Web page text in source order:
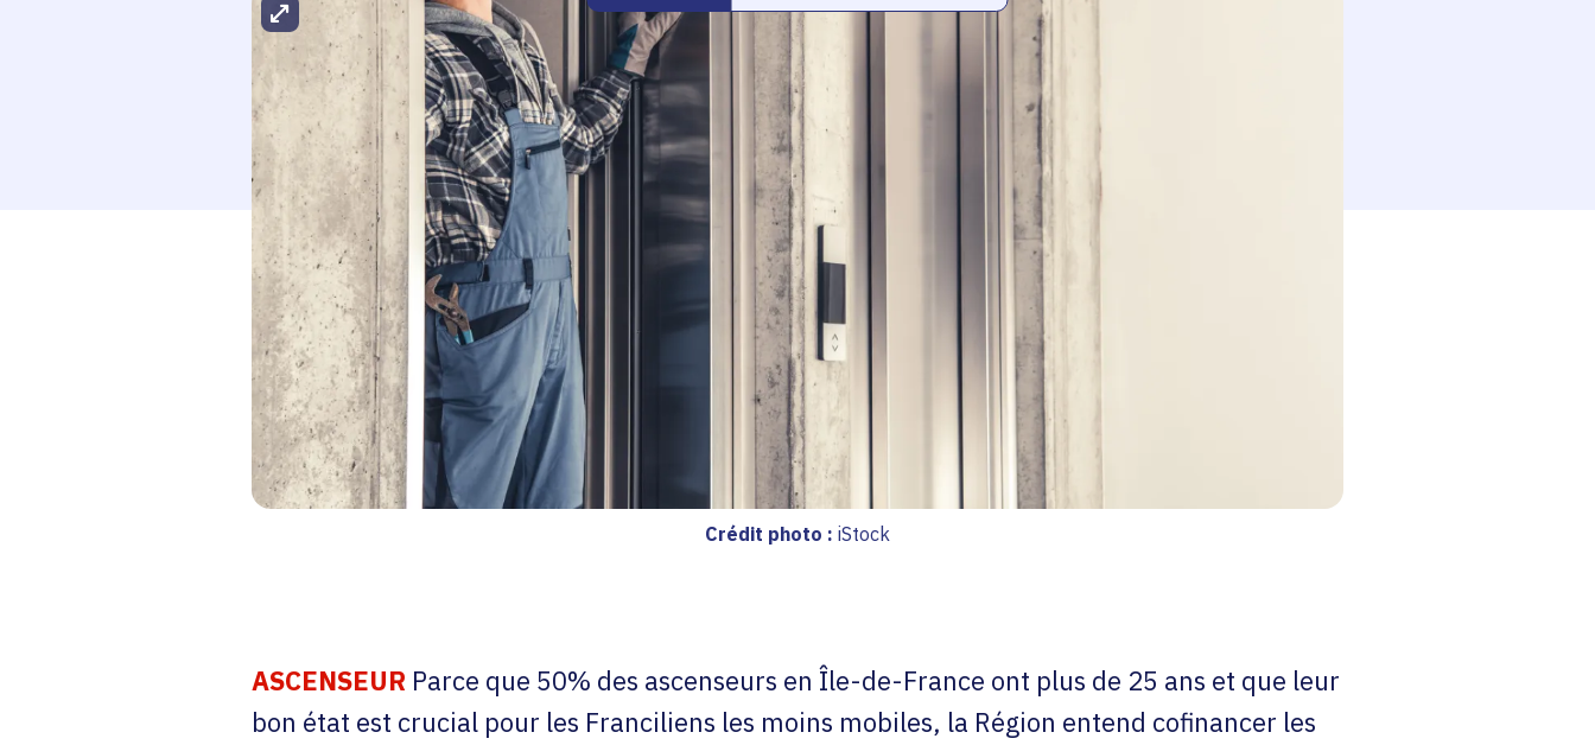
Agrandir l'image
Crédit photo : iStock
ASCENSEUR Parce que 50% des ascenseurs en Île-de-France ont plus de 25 ans et que leur
bon état est crucial pour les Franciliens les moins mobiles, la Région entend cofinancer les